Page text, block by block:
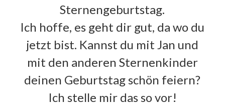
Sternengeburtstag.
Ich hoffe, es geht dir gut, da wo du
jetzt bist. Kannst du mit Jan und
mit den anderen Sternenkinder
deinen Geburtstag schön feiern?
Ich stelle mir das so vor!